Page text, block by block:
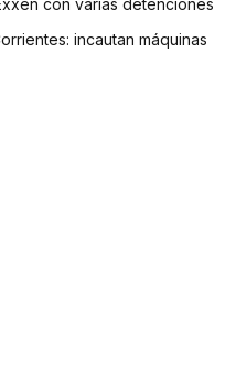
incautan máquinas